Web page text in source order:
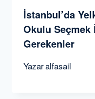
İstanbul’da
Okulu
Gerekenler
Yazaralfasail